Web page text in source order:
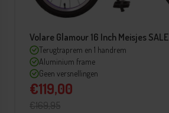
Volare Glamour 16 Inch Meisjes SALE
Terugtraprem en 1 handrem
Aluminium frame
Geen versnellingen
€119,00
€169,95